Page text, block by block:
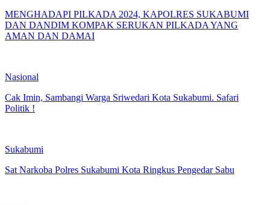
MENGHADAPI PILKADA 2024, KAPOLRES SUKABUMI
DAN DANDIM KOMPAK SERUKAN PILKADA YANG
AMAN DAN DAMAI
Nasional
Cak Imin, Sambangi Warga Sriwedari Kota Sukabumi. Safari
Politik !
Sukabumi
Sat Narkoba Polres Sukabumi Kota Ringkus Pengedar Sabu